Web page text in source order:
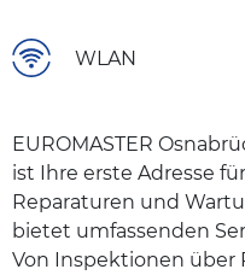
WLAN
EUROMASTER
ist Ihre erste Adresse
Reparaturen und
bietet umfassenden
Von Inspektionen über